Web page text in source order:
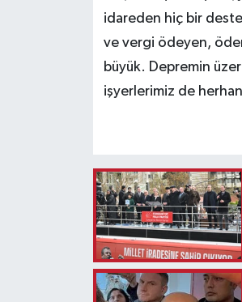
idareden hiç bir
ve vergi ödeyen,
büyük. Depremin
işyerlerimiz de